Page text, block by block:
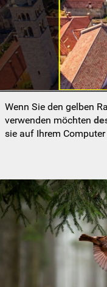
Wenn Sie den gelben
verwenden möchten
sie auf Ihrem